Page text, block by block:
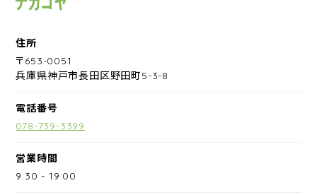
住所
〒653-0051
兵庫県神戸市長田区野田町5-3-8
電話番号
078-739-3399
営業時間
9:30 -19:00